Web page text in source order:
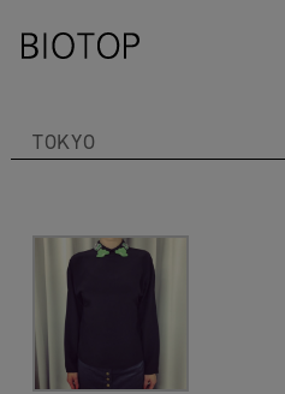
TOKYO